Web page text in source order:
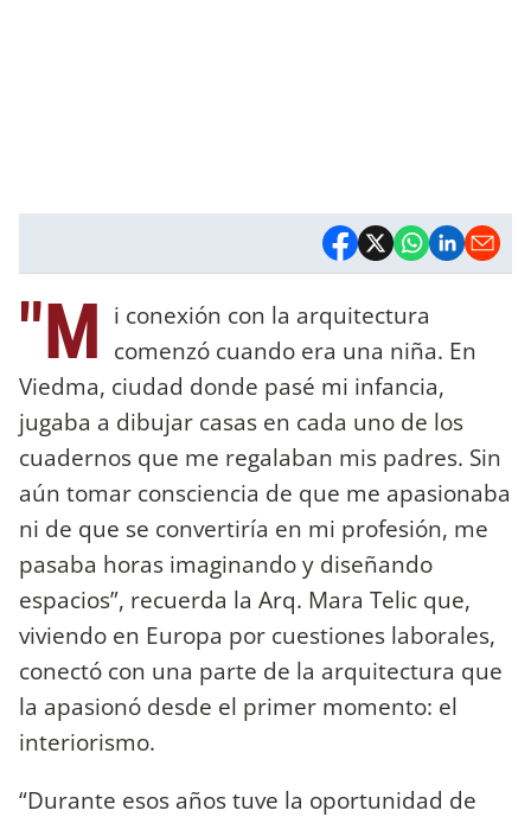
"M i conexión con la arquitectura
comenzó cuando era una niña. En
Viedma, ciudad donde pasé mi infancia,
jugaba a dibujar casas en cada uno de los
cuadernos que me regalaban mis padres. Sin
aún tomar consciencia de que me apasionaba
ni de que se convertiría en mi profesión, me
pasaba horas imaginando y diseñando
espacios”, recuerda la Arq. Mara Telic que,
viviendo en Europa por cuestiones laborales,
conectó con una parte de la arquitectura que
la apasionó desde el primer momento: el
interiorismo.
“Durante esos años tuve la oportunidad de